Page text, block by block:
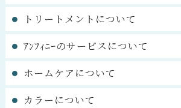
トリートメントについて
ｱﾝﾌｨﾆｰのサービスについて
ホームケアについて
カラーについて